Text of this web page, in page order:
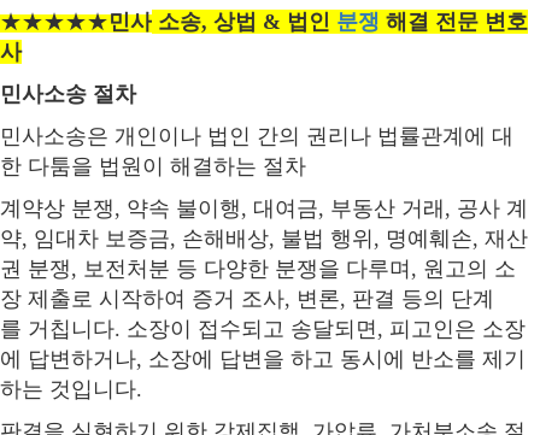
★★★★★민사 소송, 상법 & 법인 분쟁 해결 전문 변호
사
민사소송 절차
민사소송은 개인이나 법인 간의 권리나 법률관계에
대
한 다툼을 법원이 해결하는 절차
계약상 분쟁, 약속 불이행, 대여금, 부동산 거래 , 공사 계
약, 임대차 보증금, 손해배상, 불법 행위 , 명예훼손, 재산
권 분쟁, 보전처분 등 다양한 분쟁을 다루며 , 원고의 소
장 제출로 시작하여 증거 조사, 변론, 판결 등의 단계
를 거칩니다. 소장이 접수되고 송달되면, 피고인은 소장
에
답변하거나, 소장에 답변을 하고 동시에 반소를 제기
하는 것입니다.